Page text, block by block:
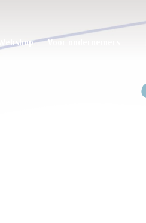
Webshop Voor ondernemers